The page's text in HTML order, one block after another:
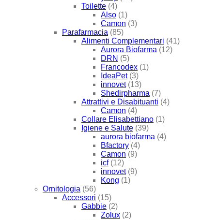
Toilette (4)
Also (1)
Camon (3)
Parafarmacia (85)
Alimenti Complementari (41)
Aurora Biofarma (12)
DRN (5)
Francodex (1)
IdeaPet (3)
innovet (13)
Shedirpharma (7)
Attrattivi e Disabituanti (4)
Camon (4)
Collare Elisabettiano (1)
Igiene e Salute (39)
aurora biofarma (4)
Bfactory (4)
Camon (9)
icf (12)
innovet (9)
Kong (1)
Ornitologia (56)
Accessori (15)
Gabbie (2)
Zolux (2)